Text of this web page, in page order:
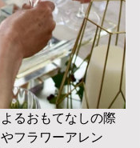
るおもてなしの際
フラワーアレン